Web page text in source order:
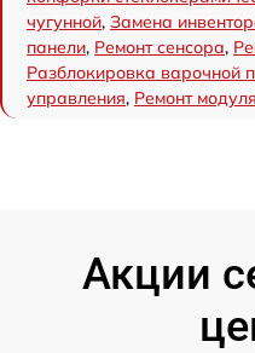
чугунной, Замена
панели, Ремонт сенсора,
Разблокировка варочной
управления, Ремонт
Акции